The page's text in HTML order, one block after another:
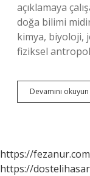
açıklamaya
doğa bilimi
kimya, biyoloji,
fiziksel
Devamını okuyun
https://fezanur.com
https://